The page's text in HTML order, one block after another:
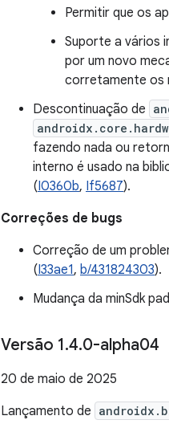
Permitir que os
Suporte a vários
por um novo
corretamente os
Descontinuação de
fazendo nada ou
interno é usado na
(I0360b, If5687).
Correções de bugs
Correção de um
(I33ae1, b/431824303).
Mudança da minSdk
Versão 1.4.0-alpha04
20 de maio de 2025
Lançamento de